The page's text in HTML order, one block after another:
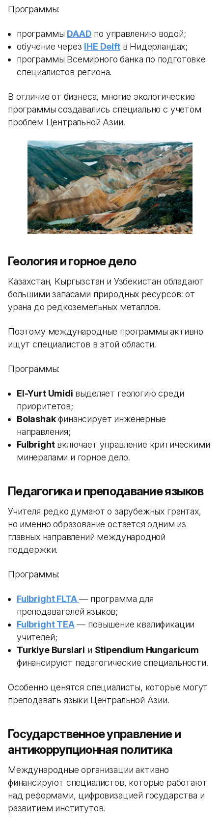
Программы:
программы DAAD по управлению водой;
обучение через IHE Delftв Нидерландах;
программы Всемирного банка по подготовке
специалистов региона.
В отличие от бизнеса, многие экологические
программы создавались специально с учетом
проблем Центральной Азии.
Геология и горное дело
Казахстан, Кыргызстан и Узбекистан обладают
большими запасами природных ресурсов: от
урана до редкоземельных металлов.
Поэтому международные программы активно
ищут специалистов в этой области.
Программы:
El-Yurt Umidi выделяет геологию среди
приоритетов;
Bolashakфинансирует инженерные
направления;
Fulbrightвключает управление критическими
минералами и горное дело.
Педагогика и преподавание языков
Учителя редко думают о зарубежных грантах,
но именно образование остается одним из
главных направлений международной
поддержки.
Программы:
Fulbright FLTA — программа для
преподавателей языков;
Fulbright TEA— повышение квалификации
учителей;
Turkiye Burslari и Stipendium Hungaricum
финансируют педагогические специальности.
Особенно ценятся специалисты, которые могут
преподавать языки Центральной Азии.
Государственное управление и
антикоррупционная политика
Международные организации активно
финансируют специалистов, которые работают
над реформами, цифровизацией государства и
развитием институтов.